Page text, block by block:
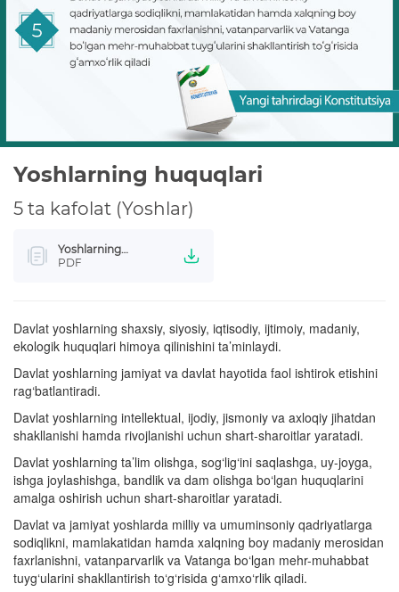
Yoshlarning huquqlari
5 ta kafolat (Yoshlar)
Yoshlarning
huquqlari
PDF
Davlat yoshlarning shaxsiy, siyosiy, iqtisodiy, ijtimoiy, madaniy,
ekologik huquqlari himoya qilinishini ta’minlaydi.
Davlat yoshlarning jamiyat va davlat hayotida faol ishtirok etishini
rag‘batlantiradi.
Davlat yoshlarning intellektual, ijodiy, jismoniy va axloqiy jihatdan
shakllanishi hamda rivojlanishi uchun shart-sharoitlar yaratadi.
Davlat yoshlarning ta’lim olishga, sog‘lig‘ini saqlashga, uy-joyga,
ishga joylashishga, bandlik va dam olishga bo‘lgan huquqlarini
amalga oshirish uchun shart-sharoitlar yaratadi.
Davlat va jamiyat yoshlarda milliy va umuminsoniy qadriyatlarga
sodiqlikni, mamlakatidan hamda xalqning boy madaniy merosidan
faxrlanishni, vatanparvarlik va Vatanga bo‘lgan mehr-muhabbat
tuyg‘ularini shakllantirish to‘g‘risida g‘amxo‘rlik qiladi.